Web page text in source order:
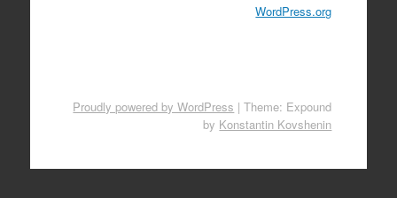
WordPress.org
Proudly powered by WordPress |Theme: Expound
by Konstantin Kovshenin